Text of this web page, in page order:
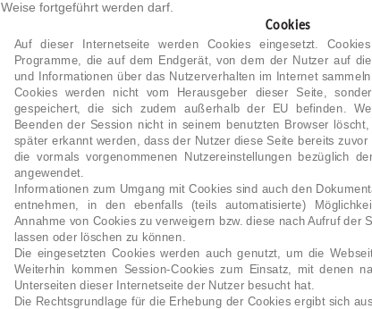
Weise fortgeführt werden darf.
Cookies
Auf dieser Internetseite werden Cookies eingesetzt.
Programme, die auf dem Endgerät, von dem der Nutzer auf
und Informationen über das Nutzerverhalten im Internet
Cookies werden nicht vom Herausgeber dieser Seite,
gespeichert, die sich zudem außerhalb der EU befinden.
Beenden der Session nicht in seinem benutzten Browser
später erkannt werden, dass der Nutzer diese Seite bereits
die vormals vorgenommenen Nutzereinstellungen bezüglich
angewendet.
Informationen zum Umgang mit Cookies sind auch den
entnehmen, in den ebenfalls (teils automatisierte)
Annahme von Cookies zu verweigern bzw. diese nach Aufruf der
lassen oder löschen zu können.
Die eingesetzten Cookies werden auch genutzt, um die
Weiterhin kommen Session-Cookies zum Einsatz, mit denen
Unterseiten dieser Internetseite der Nutzer besucht hat.
Die Rechtsgrundlage für die Erhebung der Cookies ergibt sich